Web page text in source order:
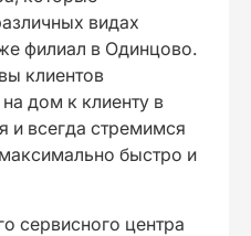
видах
филиал в Одинцово.
клиентов
дом к клиенту в
и всегда стремимся
быстро и
сервисного центра